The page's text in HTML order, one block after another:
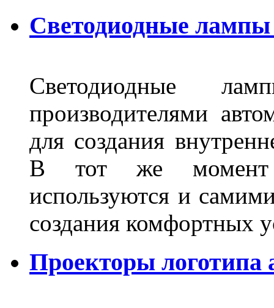
Светодиодные
Светодиодные
производителями
для создания
В тот же момент
используются и
создания комфортных
Проекторы логотипа